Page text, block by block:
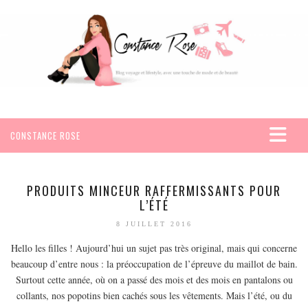
CONSTANCE ROSE
VOYAGES
SEYCHELLES
AMÉRIQUE
MEXIQUE
PRODUITS MINCEUR RAFFERMISSANTS POUR
L’ÉTÉ
8 JUILLET 2016
Hello les filles ! Aujourd’hui un sujet pas très original, mais qui concerne
beaucoup d’entre nous : la préoccupation de l’épreuve du maillot de bain.
Surtout cette année, où on a passé des mois et des mois en pantalons ou
collants, nos popotins bien cachés sous les vêtements. Mais l’été, ou du